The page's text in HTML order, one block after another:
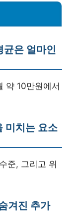
균은 얼마인
약 10만원에서
미치는 요소
준, 그리고 위
겨진 추가